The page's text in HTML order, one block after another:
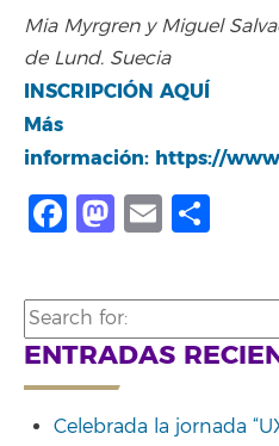
Mia Myrgren y Miguel
de Lund. Suecia
INSCRIPCIÓN AQUÍ
Más
información: https://
Facebook
Mastodon
Email
Search
for:
ENTRADAS
Celebrada la jornada